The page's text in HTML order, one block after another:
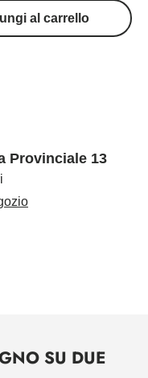
al carrello
Provinciale 13
SU DUE